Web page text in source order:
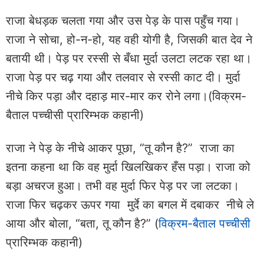
राजा बेधड़क चलता गया और उस पेड़ के पास पहुँच गया।
राजा ने सोचा, हो-न-हो, यह वही योगी है, जिसकी बात देव ने
बतायी थी। पेड़ पर रस्सी से बँधा मुर्दा उलटा लटक रहा था।
राजा पेड़ पर चढ़ गया और तलवार से रस्सी काट दी। मुर्दा
नीचे किर पड़ा और दहाड़ मार-मार कर रोने लगा।(विक्रम-
बैताल पच्चीसी प्रारिम्भक कहानी)
राजा ने पेड़ के नीचे आकर पूछा, “तू कौन है?” राजा का
इतना कहना था कि वह मुर्दा खिलखिकर हँस पड़ा। राजा को
बड़ा अचरज हुआ। तभी वह मुर्दा फिर पेड़ पर जा लटका।
राजा फिर चढ़कर ऊपर गया मुर्दे का बगल में दबाकर नीचे ले
आया और बोला, “बता, तू कौन है?” (विक्रम-बैताल पच्चीसी
प्रारिम्भक कहानी)